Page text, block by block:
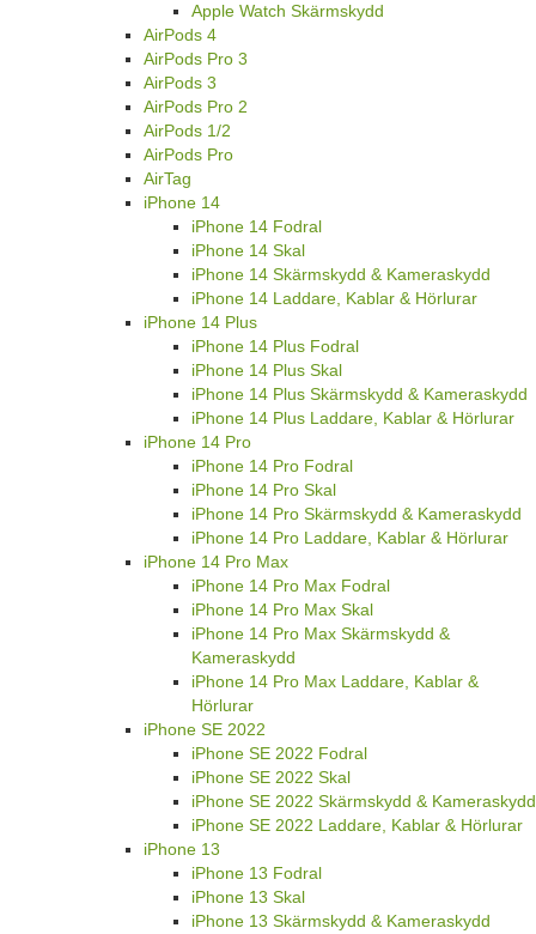
Apple Watch Skärmskydd
AirPods 4
AirPods Pro 3
AirPods 3
AirPods Pro 2
AirPods 1/2
AirPods Pro
AirTag
iPhone 14
iPhone 14 Fodral
iPhone 14 Skal
iPhone 14 Skärmskydd & Kameraskydd
iPhone 14 Laddare, Kablar & Hörlurar
iPhone 14 Plus
iPhone 14 Plus Fodral
iPhone 14 Plus Skal
iPhone 14 Plus Skärmskydd & Kameraskydd
iPhone 14 Plus Laddare, Kablar & Hörlurar
iPhone 14 Pro
iPhone 14 Pro Fodral
iPhone 14 Pro Skal
iPhone 14 Pro Skärmskydd & Kameraskydd
iPhone 14 Pro Laddare, Kablar & Hörlurar
iPhone 14 Pro Max
iPhone 14 Pro Max Fodral
iPhone 14 Pro Max Skal
iPhone 14 Pro Max Skärmskydd &
Kameraskydd
iPhone 14 Pro Max Laddare, Kablar &
Hörlurar
iPhone SE 2022
iPhone SE 2022 Fodral
iPhone SE 2022 Skal
iPhone SE 2022 Skärmskydd & Kameraskydd
iPhone SE 2022 Laddare, Kablar & Hörlurar
iPhone 13
iPhone 13 Fodral
iPhone 13 Skal
iPhone 13 Skärmskydd & Kameraskydd